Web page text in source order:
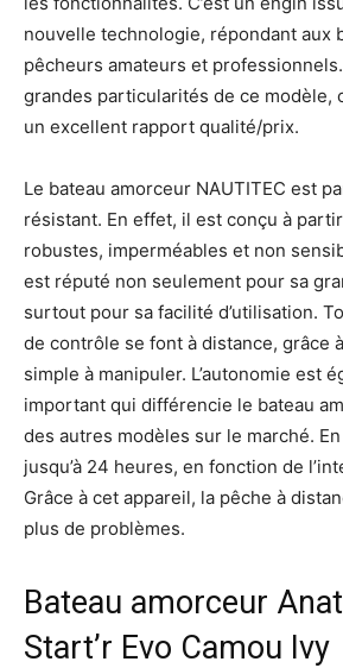
nouvelle technologie, répondant aux
pêcheurs amateurs et professionnels.
grandes particularités de ce modèle,
un excellent rapport qualité/prix.
Le bateau amorceur NAUTITEC est
résistant. En effet, il est conçu à
robustes, imperméables et non
est réputé non seulement pour sa
surtout pour sa facilité d’utilisation.
de contrôle se font à distance, grâce
simple à manipuler. L’autonomie est
important qui différencie le bateau
des autres modèles sur le marché.
jusqu’à 24 heures, en fonction de
Grâce à cet appareil, la pêche à
plus de problèmes.
Bateau amorceur
Start’r Evo Camou Ivy